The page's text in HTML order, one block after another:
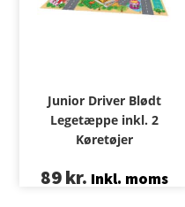
Junior Driver Blødt
Legetæppe inkl. 2
Køretøjer
89kr. Inkl. moms